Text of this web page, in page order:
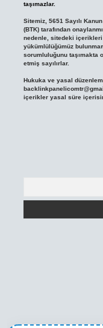
taşımazlar.
Sitemiz, 5651 Sayılı
(BTK) tarafından
nedenle, sitedeki içerikleri
yükümlülüğümüz
sorumluluğunu taşımakta
etmiş sayılırlar.
Hukuka ve yasal
içerikler yasal süre